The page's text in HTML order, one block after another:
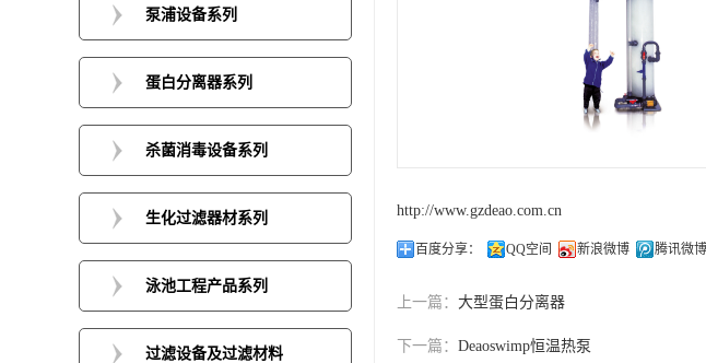
泵浦设备系列
蛋白分离器系列
杀菌消毒设备系列
生化过滤器材系列
泳池工程产品系列
过滤设备及过滤材料
http://www.gzdeao.com.cn
百度分享： QQ空间 新浪微博 腾讯微博
上一篇： 大型蛋白分离器
下一篇： Deaoswimp恒温热泵